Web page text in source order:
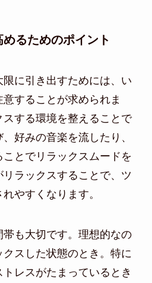
るためのポイント
に引き出すためには、い
することが求められま
する環境を整えることで
好みの音楽を流したり、
とでリラックスムードを
ラックスすることで、ツ
やすくなります。
帯も大切です。理想的なの
スした状態のとき。特に
レスがたまっているとき